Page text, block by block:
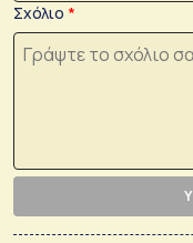
Σχόλιο